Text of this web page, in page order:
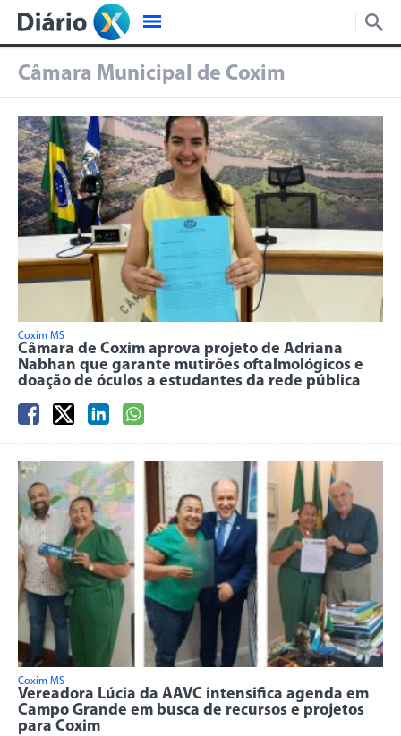
Câmara Municipal de Coxim
Coxim MS
Câmara de Coxim aprova projeto de Adriana
Nabhan que garante mutirões oftalmológicos e
doação de óculos a estudantes da rede pública
Coxim MS
Vereadora Lúcia da AAVC intensifica agenda em
Campo Grande em busca de recursos e projetos
para Coxim